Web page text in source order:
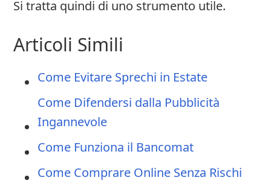
Si tratta quindi di uno strumento utile.
Articoli Simili
Come Evitare Sprechi in Estate
Come Difendersi dalla Pubblicità
Ingannevole
Come Funziona il Bancomat
Come Comprare Online Senza Rischi